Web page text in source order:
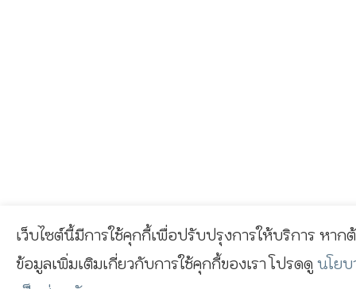
เว็บไซต์นี้มีการใช้คุกกี้เพื่อปรับปรุงการให้บริการ หาก
ข้อมูลเพิ่มเติมเกี่ยวกับการใช้คุกกี้ของเรา โปรดดู นโยบ